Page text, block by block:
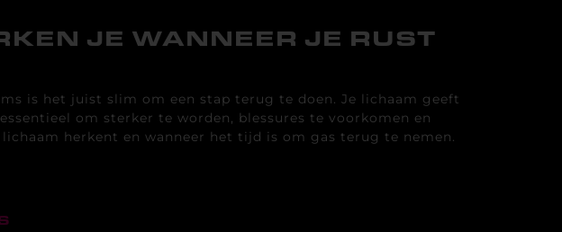
JE WANNEER JE RUST
is het juist slim om een stap terug te doen. Je lichaam geeft
om sterker te worden, blessures te voorkomen en
herkent en wanneer het tijd is om gas terug te nemen.